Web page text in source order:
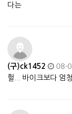
다는
(구)ck1452
08-
헐... 바이크보다 엄